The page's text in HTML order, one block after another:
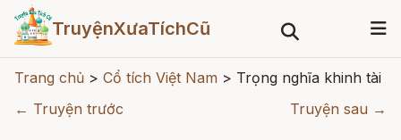
TruyệnXưaTíchCũ
Trang chủ > Cổ tích Việt Nam > Trọng nghĩa khinh tài
← Truyện trước
Truyện sau →